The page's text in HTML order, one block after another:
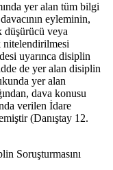
yer alan tüm bilgi
eyleminin,
düşürücü veya
nitelendirilmesi
uyarınca disiplin
de yer alan disiplin
yer alan
dava konusu
verilen İdare
(Danıştay 12.
Soruşturmasını